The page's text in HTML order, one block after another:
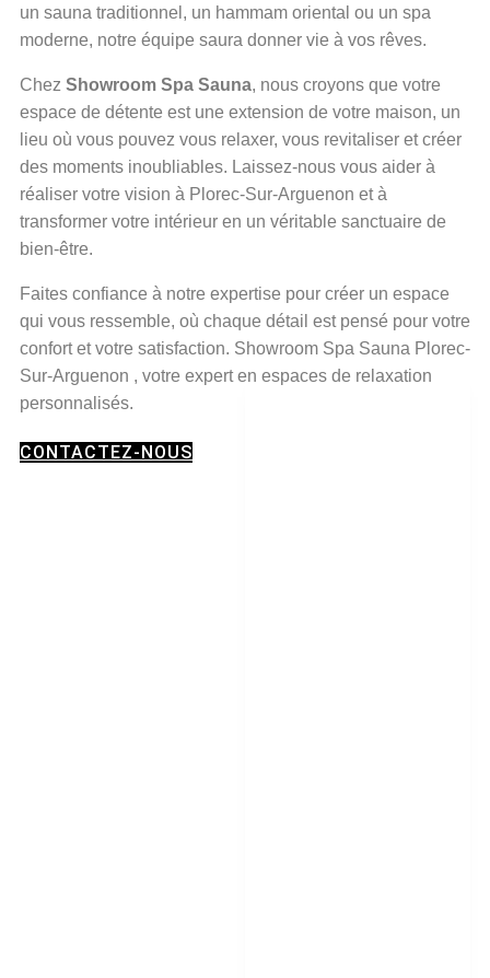
un sauna traditionnel, un hammam oriental ou un spa
moderne, notre équipe saura donner vie à vos rêves.
Chez Showroom Spa Sauna, nous croyons que votre
espace de détente est une extension de votre maison, un
lieu où vous pouvez vous relaxer, vous revitaliser et créer
des moments inoubliables. Laissez-nous vous aider à
réaliser votre vision à Plorec-Sur-Arguenon et à
transformer votre intérieur en un véritable sanctuaire de
bien-être.
Faites confiance à notre expertise pour créer un espace
qui vous ressemble, où chaque détail est pensé pour votre
confort et votre satisfaction. Showroom Spa Sauna Plorec-
Sur-Arguenon , votre expert en espaces de relaxation
personnalisés.
CONTACTEZ-NOUS